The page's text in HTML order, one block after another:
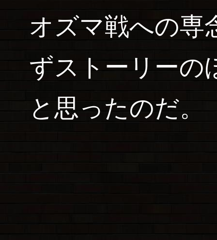
オズマ戦への専
ずストーリーの
と思ったのだ。